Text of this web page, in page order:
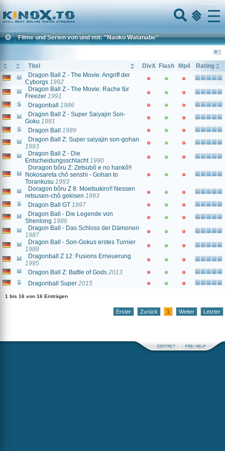
Home
Menu
Filme und Serien von und mit: "Naoko Watanabe"
Titel DivX Flash Mp4
Rating
Dragon Ball Z - The Movie: Angriff der
Cyborgs 1992
Dragon Ball Z - The Movie: Rache für
Freezer 1991
Dragonball
1986
Dragon Ball Z - Super Saiyajin Son-
Goku 1991
Dragon Ball
1989
Dragon Ball Z: Super saiyajin son-gohan
1993
Dragon Ball Z - Die
Entscheidungsschlacht 1990
Doragon bôru Z: Zetsubô e no hankô!!
Nokosareta chô senshi - Gohan to
Torankusu 1993
Doragon bôru Z 8: Moetsukiro!! Nessen
retsusen-chô gekisen 1993
Dragon Ball GT 1997
Dragon Ball - Die Legende von
Shenlong 1986
Dragon Ball - Das Schloss der Dämonen
1987
Dragon Ball - Son-Gokus erstes Turnier
1988
Dragonball Z 12: Fusions Erneuerung
1995
Dragon Ball Z: Battle of Gods 2013
Dragonball Super 2015
1 bis 16 von 16 Einträgen
Erster Zurück 1 Weiter Letzter